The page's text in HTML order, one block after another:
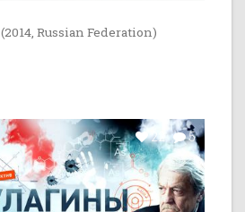
(2014, Russian Federation)
22 5